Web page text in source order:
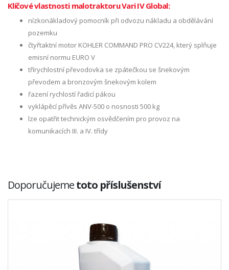
Klíčové vlastnosti malotraktoru Vari IV Global:
nízkonákladový pomocník při odvozu nákladu a obdělávání
pozemku
čtyřtaktní motor KOHLER COMMAND PRO CV224, který splňuje
emisní normu EURO V
třírychlostní převodovka se zpátečkou se šnekovým
převodem a bronzovým šnekovým kolem
řazení rychlostí řadicí pákou
vyklápěcí přívěs ANV-500 o nosnosti 500 kg
lze opatřit technickým osvědčením pro provoz na
komunikacích III. a IV. třídy
Doporučujemetoto příslušenství